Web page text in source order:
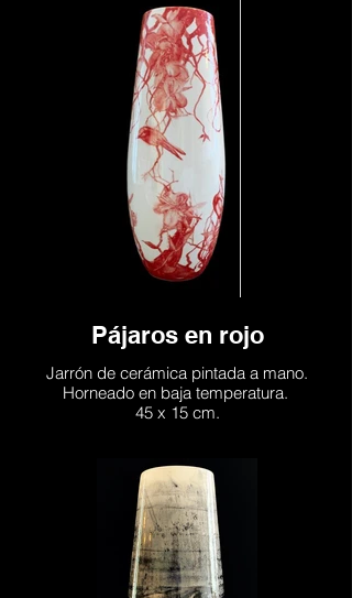
Pájaros en rojo
Jarrón de cerámica pintada a mano.
Horneado en baja temperatura.
45 x 15 cm.